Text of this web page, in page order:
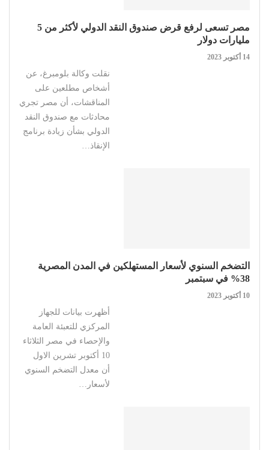
مصر تسعى لرفع قرض صندوق النقد الدولي لأكثر من 5
مليارات دولار
14 أكتوبر 2023
نقلت وكالة بلومبرغ، عن
أشخاص مطلعين على
المناقشات، أن مصر تجري
محادثات مع صندوق النقد
الدولي بشأن زيادة برنامج
الإنقاذ…
التضخم السنوي لأسعار المستهلكين في المدن المصرية
38% في سبتمبر
10 أكتوبر 2023
أظهرت بيانات للجهاز
المركزي للتعبئة العامة
والإحصاء في مصر الثلاثاء
10 أكتوبر تشرين الاول
أن معدل التضخم السنوي
لأسعار…